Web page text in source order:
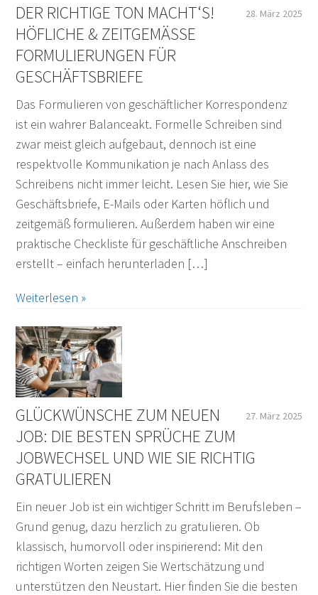
28. März 2025
DER RICHTIGE TON MACHT‘S!
HÖFLICHE & ZEITGEMÄSSE F
ORMULIERUNGEN FÜR G
ESCHÄFTSBRIEFE
Das Formulieren von geschäftlicher Korrespondenz
ist ein wahrer Balanceakt. Formelle Schreiben sind
zwar meist gleich aufgebaut, dennoch ist eine
respektvolle Kommunikation je nach Anlass des
Schreibens nicht immer leicht. Lesen Sie hier, wie Sie
Geschäftsbriefe, E-Mails oder Karten höflich und
zeitgemäß formulieren. Außerdem haben wir eine
praktische Checkliste für geschäftliche Anschreiben
erstellt – einfach herunterladen […]
Weiterlesen »
27. März 2025
GLÜCKWÜNSCHE ZUM NEUEN
JOB: DIE BESTEN SPRÜCHE ZUM
JOBWECHSEL UND WIE SIE RICHTIG
GRATULIEREN
Ein neuer Job ist ein wichtiger Schritt im Berufsleben –
Grund genug, dazu herzlich zu gratulieren. Ob
klassisch, humorvoll oder inspirierend: Mit den
richtigen Worten zeigen Sie Wertschätzung und
unterstützen den Neustart. Hier finden Sie die besten